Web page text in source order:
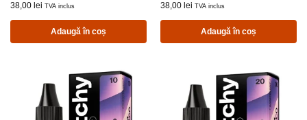
38,00 lei TVA inclus
Adaugă în coș
38,00 lei TVA inclus
Adaugă în coș